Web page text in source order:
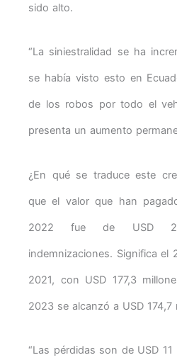
sido alto.
“La siniestralidad se ha
se había visto esto en
de los robos por todo el
presenta un aumento
¿En qué se traduce este
que el valor que han
2022 fue de USD
indemnizaciones. Significa el
2021, con USD 177,3
2023 se alcanzó a USD 174,7
“Las pérdidas son de USD